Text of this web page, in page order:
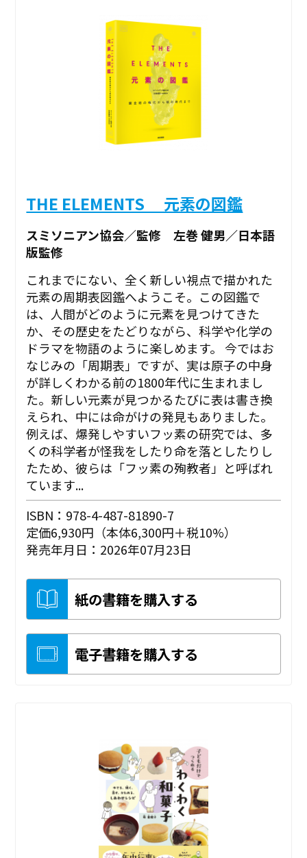
THE ELEMENTS 元素の図鑑
スミソニアン協会／監修 左巻 健男／日本語
版監修
これまでにない、全く新しい視点で描かれた
元素の周期表図鑑へようこそ。この図鑑で
は、人間がどのように元素を見つけてきた
か、その歴史をたどりながら、科学や化学の
ドラマを物語のように楽しめます。 今ではお
なじみの「周期表」ですが、実は原子の中身
が詳しくわかる前の1800年代に生まれまし
た。新しい元素が見つかるたびに表は書き換
えられ、中には命がけの発見もありました。
例えば、爆発しやすいフッ素の研究では、多
くの科学者が怪我をしたり命を落としたりし
たため、彼らは「フッ素の殉教者」と呼ばれ
ています...
ISBN：978-4-487-81890-7
定価6,930円（本体6,300円＋税10%）
発売年月日：2026年07月23日
紙の書籍を購入する
電子書籍を購入する